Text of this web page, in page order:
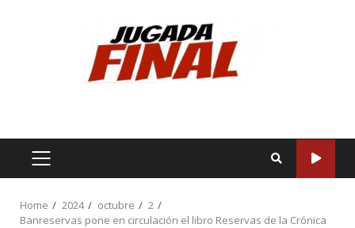
PRIMARY
Home 2024 octubre
2
Banreservas pone en circulación el libro Reservas de la Crónica